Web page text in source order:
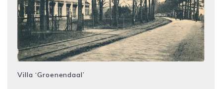
Villa ‘Groenendaal’